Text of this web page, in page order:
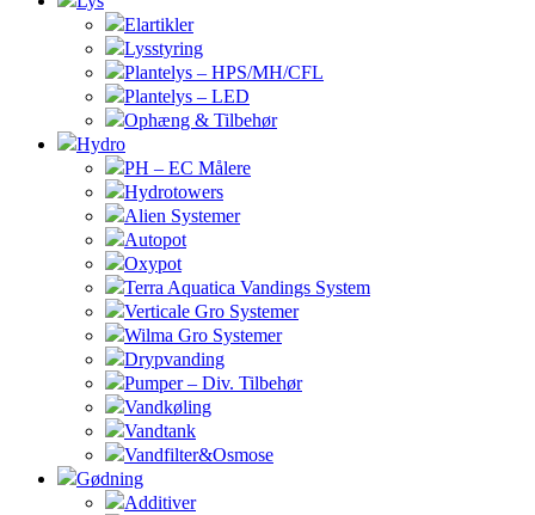
Elartikler
Lysstyring
Plantelys – HPS/MH/CFL
Plantelys – LED
Ophæng & Tilbehør
Hydro
PH – EC Målere
Hydrotowers
Alien Systemer
Autopot
Oxypot
Terra Aquatica Vandings System
Verticale Gro Systemer
Wilma Gro Systemer
Drypvanding
Pumper – Div. Tilbehør
Vandkøling
Vandtank
Vandfilter&Osmose
Gødning
Additiver